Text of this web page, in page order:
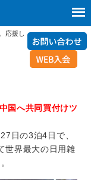
応援し
国へ共同買付けツ
日の3泊4日で、
世界最大の日用雑